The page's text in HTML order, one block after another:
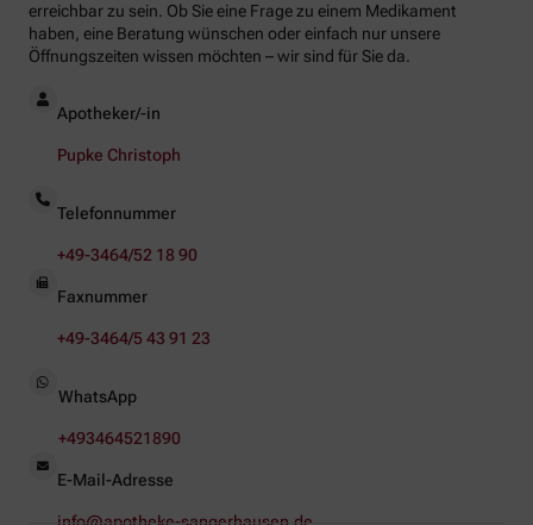
erreichbar zu sein. Ob Sie eine Frage zu einem Medikament
haben, eine Beratung wünschen oder einfach nur unsere
Öffnungszeiten wissen möchten – wir sind für Sie da.
Apotheker/-in
Pupke Christoph
Telefonnummer
+49-3464/52 18 90
Faxnummer
+49-3464/5 43 91 23
WhatsApp
+493464521890
E-Mail-Adresse